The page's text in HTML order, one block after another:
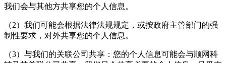
我们会与其他方共享您的个人信息。
（2）我们可能会根据法律法规规定，或按政府主管部门的强
制性要求，对外共享您的个人信息。
（3）与我们的关联公司共享：您的个人信息可能会与顺网科